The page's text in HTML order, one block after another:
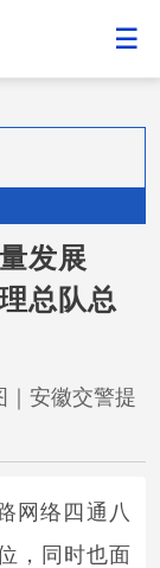
发展
总队总
｜安徽交警提
网络四通八
，同时也面